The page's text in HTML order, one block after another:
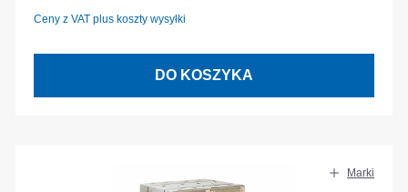
Ceny z VAT plus koszty wysyłki
DO KOSZYKA
Marki